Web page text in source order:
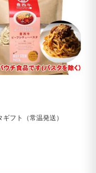
フト（常温発送）